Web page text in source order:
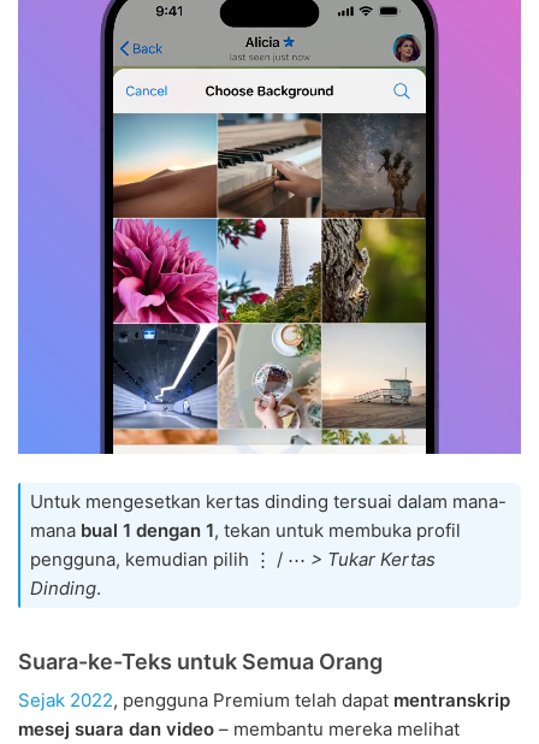
Untuk mengesetkan kertas dinding tersuai dalam mana-
mana bual 1 dengan 1, tekan untuk membuka profil
pengguna, kemudian pilih ⋮ / ⋯ > Tukar Kertas
Dinding.
Suara-ke-Teks untuk Semua Orang
Sejak 2022, pengguna Premium telah dapat mentranskrip
mesej suara dan video – membantu mereka melihat